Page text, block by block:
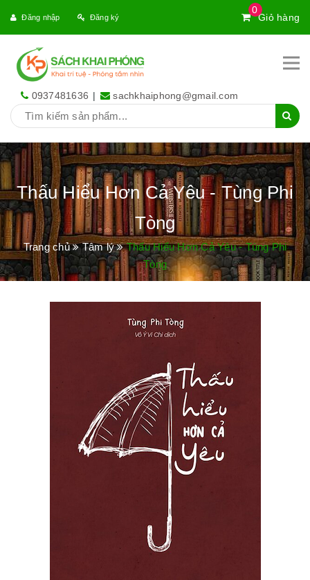
0
Giỏ hàng
Đăng nhập Đăng ký
0937481636 | sachkhaiphong@gmail.com
Thấu Hiểu Hơn Cả Yêu - Tùng Phi
Tòng
Trang chủ Tâm lý
Thấu Hiểu Hơn Cả Yêu - Tùng Phi
Tòng